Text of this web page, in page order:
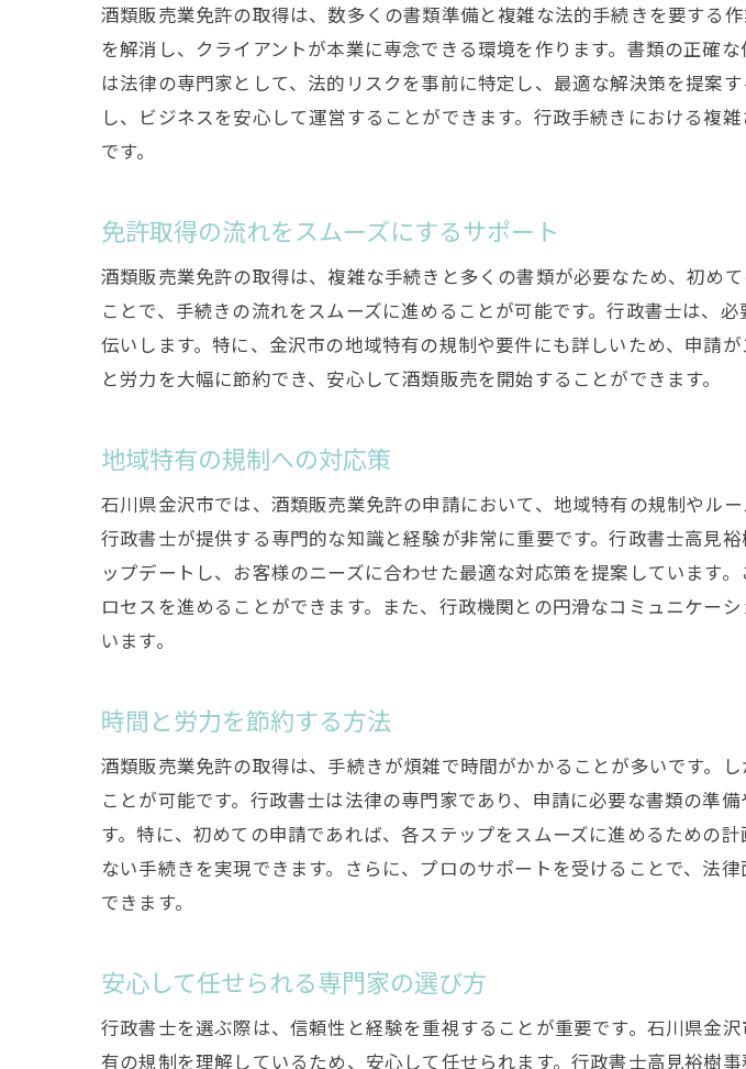
必要書類のリストと準備方法
申請のステップごとの具体
地域の規制に対する専門知識
金沢市で酒類販売を円滑にする
地元の規制を理解したサポー
行政手続きの効率化を図る
お客様のニーズに合わせた
行政書士によるリスク管理の
石川県金沢市における酒類販売
免許取得を成功させるため
行政書士が提供する地域特
免許申請の重要なチェック
酒類販売を始める前に知ってお
免許取得に必要な基本情報
申請準備における行政書士
地域独自の規制への対応策
酒類販売業をスムーズに開始す
酒類販売業免許の取得は、数多くの書類準備と複雑な法的手続きを要する
を解消し、クライアントが本業に専念できる環境を作ります。書類の正確
は法律の専門家として、法的リスクを事前に特定し、最適な解決策を提案
し、ビジネスを安心して運営することができます。行政手続きにおける複
です。
免許取得の流れをスムーズにするサポート
酒類販売業免許の取得は、複雑な手続きと多くの書類が必要なため、初め
ことで、手続きの流れをスムーズに進めることが可能です。行政書士は、
伝いします。特に、金沢市の地域特有の規制や要件にも詳しいため、申請
と労力を大幅に節約でき、安心して酒類販売を開始することができます。
地域特有の規制への対応策
石川県金沢市では、酒類販売業免許の申請において、地域特有の規制やル
行政書士が提供する専門的な知識と経験が非常に重要です。行政書士高見
ップデートし、お客様のニーズに合わせた最適な対応策を提案しています
ロセスを進めることができます。また、行政機関との円滑なコミュニケー
います。
時間と労力を節約する方法
酒類販売業免許の取得は、手続きが煩雑で時間がかかることが多いです。
ことが可能です。行政書士は法律の専門家であり、申請に必要な書類の準
す。特に、初めての申請であれば、各ステップをスムーズに進めるための
ない手続きを実現できます。さらに、プロのサポートを受けることで、法
できます。
安心して任せられる専門家の選び方
行政書士を選ぶ際は、信頼性と経験を重視することが重要です。石川県金
有の規制を理解しているため、安心して任せられます。行政書士高見裕樹